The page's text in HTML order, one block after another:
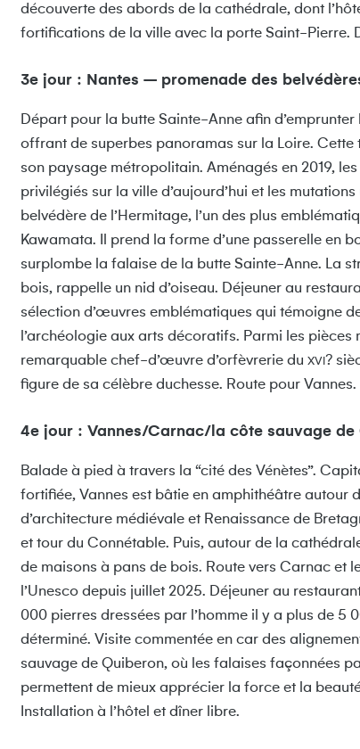
découverte des abords de la cathédrale, dont
fortifications de la ville avec la porte Saint-Pierre.
3e jour : Nantes – promenade des
Départ pour la butte Sainte-Anne afin
offrant de superbes panoramas sur la Loire. Cette
son paysage métropolitain. Aménagés en 2019,
privilégiés sur la ville d’aujourd’hui et les
belvédère de l’Hermitage, l’un des plus
Kawamata. Il prend la forme d’une passerelle en
surplombe la falaise de la butte Sainte-Anne. La
bois, rappelle un nid d’oiseau. Déjeuner au
sélection d’œuvres emblématiques qui témoigne
l’archéologie aux arts décoratifs. Parmi les
remarquable chef-d’œuvre d’orfèvrerie du XVI?
figure de sa célèbre duchesse. Route pour
4e jour : Vannes/Carnac/la côte sauvage de
Balade à pied à travers la “cité des Vénètes”.
fortifiée, Vannes est bâtie en amphithéâtre autour
d’architecture médiévale et Renaissance de
et tour du Connétable. Puis, autour de la
de maisons à pans de bois. Route vers Carnac et
l’Unesco depuis juillet 2025. Déjeuner au
000 pierres dressées par l’homme il y a plus de 5
déterminé. Visite commentée en car des
sauvage de Quiberon, où les falaises façonnées
permettent de mieux apprécier la force et la
Installation à l’hôtel et dîner libre.